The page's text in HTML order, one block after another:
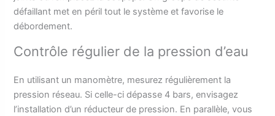
défaillant met en péril tout le système et favorise le
débordement.
Contrôle régulier de la pression d’eau
En utilisant un manomètre, mesurez régulièrement la
pression réseau. Si celle-ci dépasse 4 bars, envisagez
l’installation d’un réducteur de pression. En parallèle, vous